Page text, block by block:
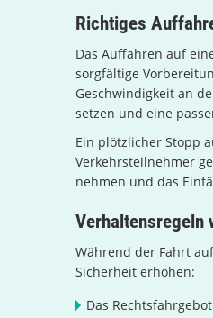
Richtiges
Das Auffahren auf
sorgfältige
Geschwindigkeit an
setzen und eine
Ein plötzlicher Stopp
Verkehrsteilnehmer
nehmen und das
Verhaltensregeln
Während der Fahrt
Sicherheit erhöhen:
Das